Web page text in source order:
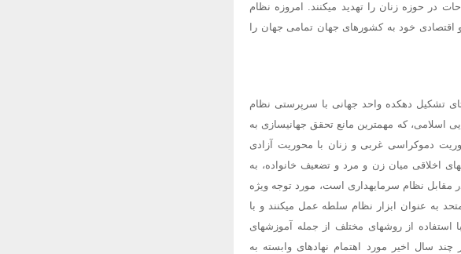
در حوزه زنان را تهدید میکنند. امروزه نظام
اقتصادی خود به کشورهای جهان تمامی جهان را
تشکیل دهکده واحد جهانی با سرپرستی نظام
اسلامی، که مهمترین مانع تحقق جهانیسازی به
دموکراسی غربی و زنان با محوریت آزادی
اخلاقی میان زن و مرد و تضعیف خانواده، به
مقابل نظام سرمایهداری است، مورد توجه ویژه
به عنوان ابزار نظام سلطه عمل میکنند و با
استفاده از روشهای مختلف از جمله آموزشهای
سال اخیر مورد اهتمام نهادهای وابسته به